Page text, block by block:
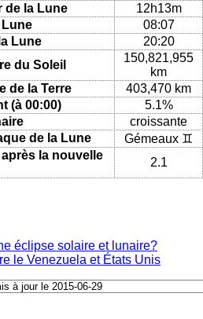
de la Lune
12h13m
Lune
08:07
Lune
20:20
du Soleil
150,821,955
km
de la Terre
403,470 km
(à 00:00)
5.1%
croissante
de la Lune
Gémeaux ♊
la nouvelle
2.1
éclipse solaire et lunaire?
le Venezuela et États Unis
à jour le 2015-06-29